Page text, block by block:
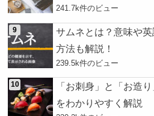
241.7k件のビュー
サムネとは？意味や
方法も解説！
239.5k件のビュー
「お刺身」と「お造
をわかりやすく解説